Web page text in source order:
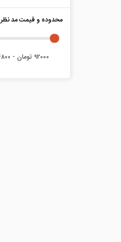
شفاف
۷ml
محدوده و قیمت مد نظر